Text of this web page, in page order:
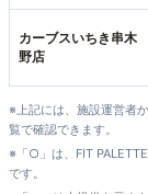
カーブスいちき串木
野店
※上記には、施設運営者
覧で確認できます。
※「○」は、FIT
です。